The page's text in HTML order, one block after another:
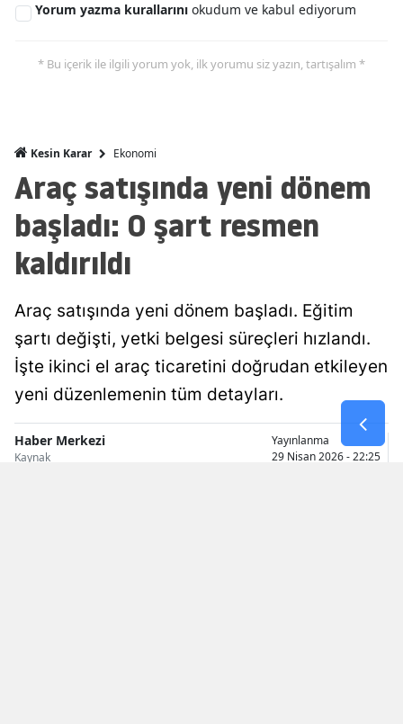
İzmir
Kırşehir
Kocaeli
Kütahya
Malatya
Kahramanmaraş
Mardin
Yorum yazma kurallarını okudum ve kabul ediyorum
* Bu içerik ile ilgili yorum yok, ilk yorumu siz yazın, tartışalım *
Kesin Karar Ekonomi
Araç satışında yeni dönem
başladı: O şart resmen
kaldırıldı
Araç satışında yeni dönem başladı. Eğitim
şartı değişti, yetki belgesi süreçleri hızlandı.
İşte ikinci el araç ticaretini doğrudan etkileyen
yeni düzenlemenin tüm detayları.
Haber Merkezi
Kaynak
Yayınlanma
29 Nisan 2026 - 22:25